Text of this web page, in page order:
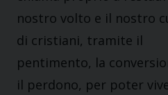
nostro volto e il nostro
di cristiani, tramite il
pentimento, la
il perdono, per poter